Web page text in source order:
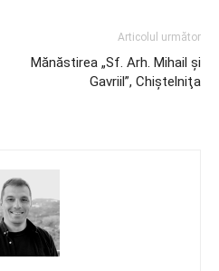
Articolul următor
Mănăstirea „Sf. Arh. Mihail şi
Gavriil”, Chiştelniţa